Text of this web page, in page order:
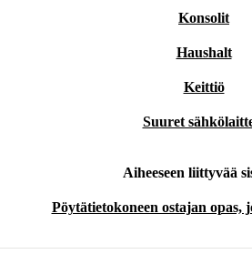
Konsolit
Haushalt
Keittiö
Suuret
Aiheeseen liittyvää
Pöytätietokoneen ostajan opas,